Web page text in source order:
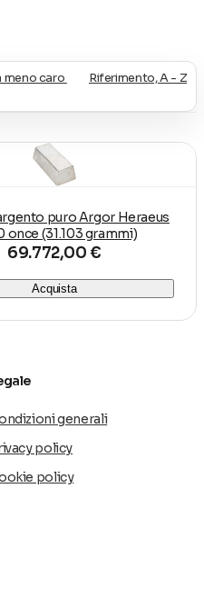
meno caro
Riferimento, A - Z
puro Argor Heraeus
once (31.103 grammi)
69.772,00 €
Acquista
generali
policy
policy